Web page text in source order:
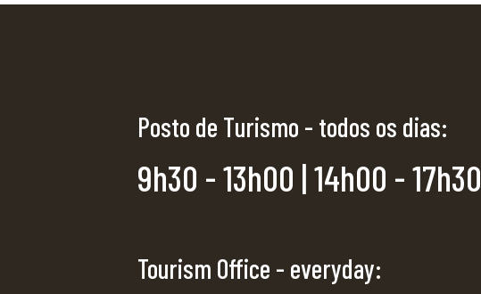
Posto de Turismo - todos os dias:
9h30 - 13h00 | 14h00 - 17h30
Tourism Office - everyday: